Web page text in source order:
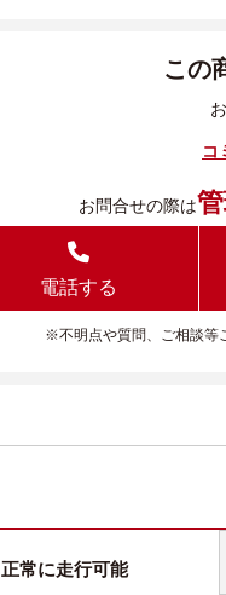
この
コ
お問合せの際は
電話する
※不明点や質問、ご相談等
正常に走行可能